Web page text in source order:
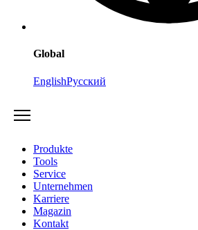
Global
EnglishРусский
Produkte
Tools
Service
Unternehmen
Karriere
Magazin
Kontakt